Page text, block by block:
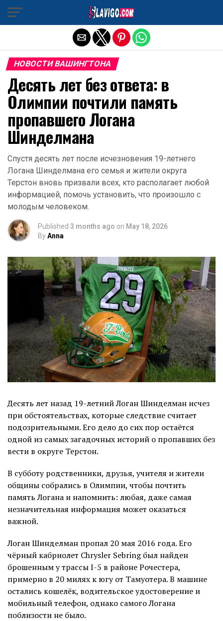
НОВОСТИ ВАШИНГТОНА
Десять лет без ответа: в
Олимпии почтили память
пропавшего Логана
Шинделмана
Спустя десять лет после исчезновения 19-летнего
Логана Шинделмана его семья и жители округа
Терстон вновь призвали всех, кто располагает любой
информацией, помочь установить, что произошло с
молодым человеком.
Published 3 months ago on May 18, 2026
ByAnna
Десять лет назад 19-летний Логан Шинделман исчез
при обстоятельствах, которые следствие считает
подозрительными. Его дело до сих пор остаётся
одной из самых загадочных историй о пропавших без
вести в округе Терстон.
В субботу родственники, друзья, учителя и жители
общины собрались в Олимпии, чтобы почтить
память Логана и напомнить: любая, даже самая
незначительная информация может оказаться
важной.
Логан Шинделман пропал 20 мая 2016 года. Его
чёрный кабриолет Chrysler Sebring был найден
брошенным у трассы I-5 в районе Рочестера,
примерно в 20 милях к югу от Тамуотера. В машине
остались кошелёк, водительское удостоверение и
мобильный телефон, однако самого Логана
поблизости не было.
Exit mobile version